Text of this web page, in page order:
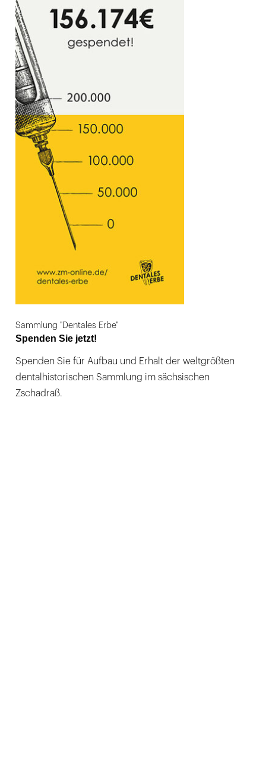
Sammlung "Dentales Erbe"
Spenden Sie jetzt!
Spenden Sie für Aufbau und Erhalt der weltgrößten
dentalhistorischen Sammlung im sächsischen
Zschadraß.